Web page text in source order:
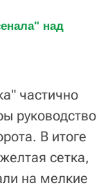
над
частично
руководство
В итоге
сетка,
на мелкие